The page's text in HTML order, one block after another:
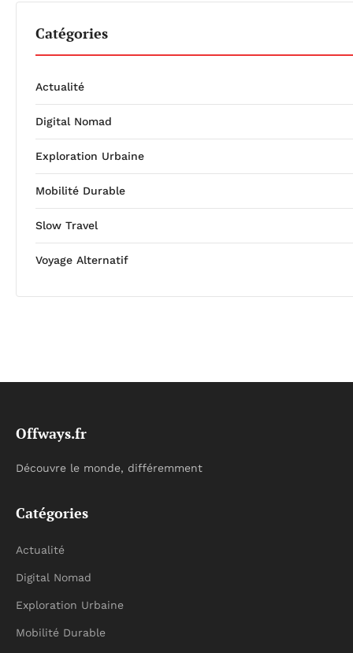
Catégories
Actualité
Digital Nomad
Exploration Urbaine
Mobilité Durable
Slow Travel
Voyage Alternatif
Offways.fr
Découvre le monde, différemment
Catégories
Actualité
Digital Nomad
Exploration Urbaine
Mobilité Durable